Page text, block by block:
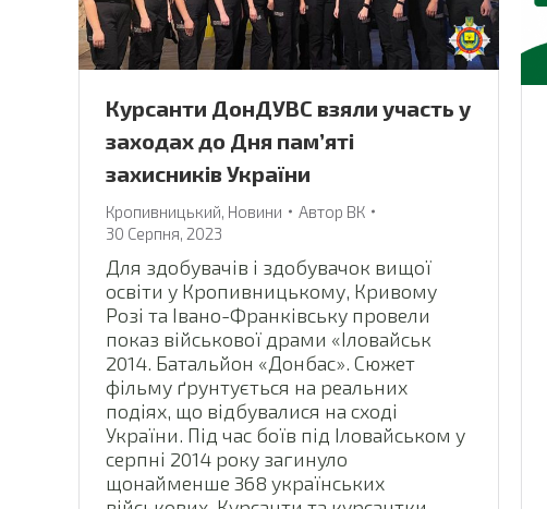
Курсанти ДонДУВС взяли участь у
заходах до Дня пам’яті
захисників України
Кропивницький, Новини Автор ВК
30 Серпня, 2023
Для здобувачів і здобувачок вищої
освіти у Кропивницькому, Кривому
Розі та Івано-Франківську провели
показ військової драми «Іловайськ
2014. Батальйон «Донбас». Сюжет
фільму ґрунтується на реальних
подіях, що відбувалися на сході
України. Під час боїв під Іловайськом у
серпні 2014 року загинуло
щонайменше 368 українських